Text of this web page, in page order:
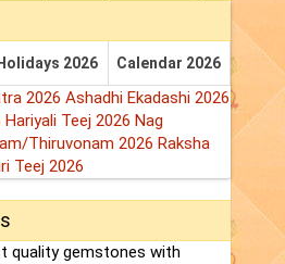
Holidays 2026 Calendar 2026
2026 Ashadhi Ekadashi 2026
Hariyali Teej 2026 Nag
Thiruvonam 2026 Raksha
Teej 2026
quality gemstones with